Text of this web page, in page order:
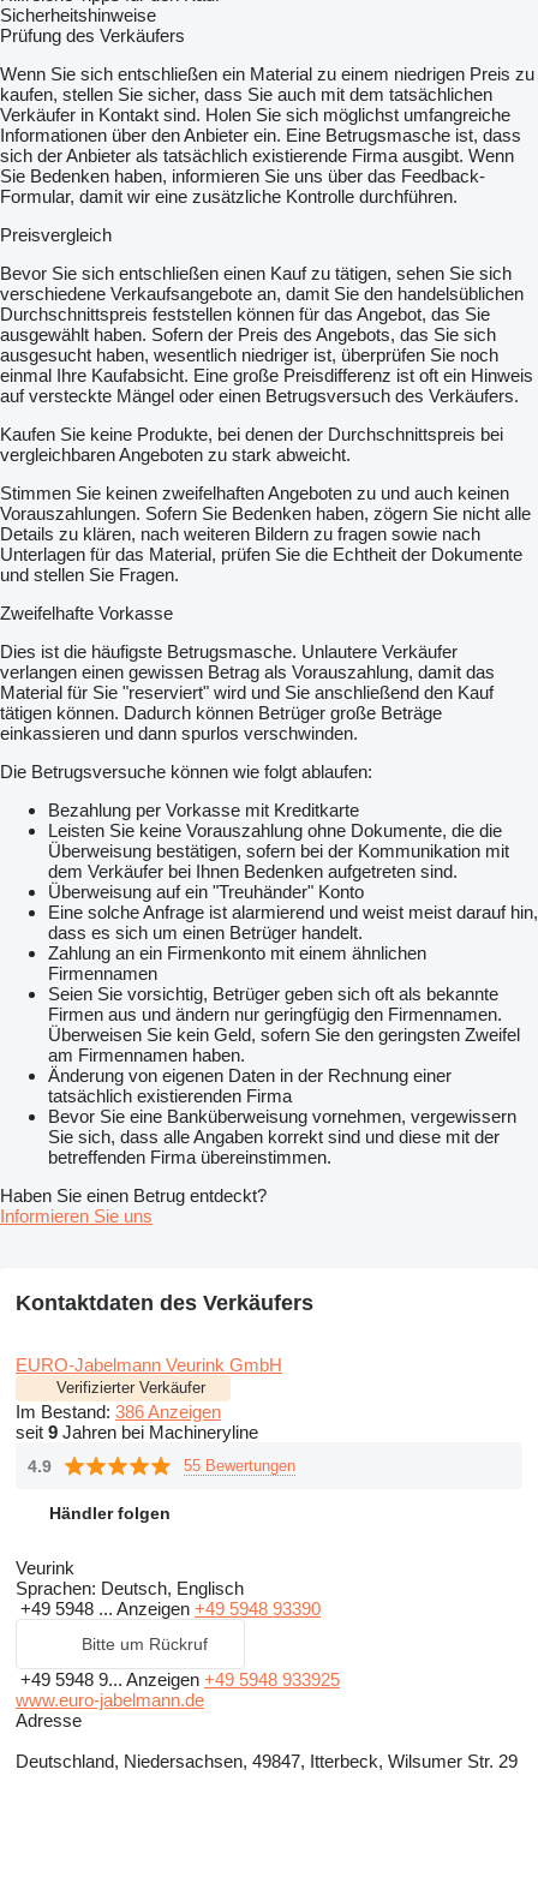
Sicherheitshinweise
Prüfung des Verkäufers
Wenn Sie sich entschließen ein Material zu einem niedrigen Preis zu
kaufen, stellen Sie sicher, dass Sie auch mit dem tatsächlichen
Verkäufer in Kontakt sind. Holen Sie sich möglichst umfangreiche
Informationen über den Anbieter ein. Eine Betrugsmasche ist, dass
sich der Anbieter als tatsächlich existierende Firma ausgibt. Wenn
Sie Bedenken haben, informieren Sie uns über das Feedback-
Formular, damit wir eine zusätzliche Kontrolle durchführen.
Preisvergleich
Bevor Sie sich entschließen einen Kauf zu tätigen, sehen Sie sich
verschiedene Verkaufsangebote an, damit Sie den handelsüblichen
Durchschnittspreis feststellen können für das Angebot, das Sie
ausgewählt haben. Sofern der Preis des Angebots, das Sie sich
ausgesucht haben, wesentlich niedriger ist, überprüfen Sie noch
einmal Ihre Kaufabsicht. Eine große Preisdifferenz ist oft ein Hinweis
auf versteckte Mängel oder einen Betrugsversuch des Verkäufers.
Kaufen Sie keine Produkte, bei denen der Durchschnittspreis bei
vergleichbaren Angeboten zu stark abweicht.
Stimmen Sie keinen zweifelhaften Angeboten zu und auch keinen
Vorauszahlungen. Sofern Sie Bedenken haben, zögern Sie nicht alle
Details zu klären, nach weiteren Bildern zu fragen sowie nach
Unterlagen für das Material, prüfen Sie die Echtheit der Dokumente
und stellen Sie Fragen.
Zweifelhafte Vorkasse
Dies ist die häufigste Betrugsmasche. Unlautere Verkäufer
verlangen einen gewissen Betrag als Vorauszahlung, damit das
Material für Sie "reserviert" wird und Sie anschließend den Kauf
tätigen können. Dadurch können Betrüger große Beträge
einkassieren und dann spurlos verschwinden.
Die Betrugsversuche können wie folgt ablaufen:
Bezahlung per Vorkasse mit Kreditkarte
Leisten Sie keine Vorauszahlung ohne Dokumente, die die
Überweisung bestätigen, sofern bei der Kommunikation mit
dem Verkäufer bei Ihnen Bedenken aufgetreten sind.
Überweisung auf ein "Treuhänder" Konto
Eine solche Anfrage ist alarmierend und weist meist darauf hin,
dass es sich um einen Betrüger handelt.
Zahlung an ein Firmenkonto mit einem ähnlichen
Firmennamen
Seien Sie vorsichtig, Betrüger geben sich oft als bekannte
Firmen aus und ändern nur geringfügig den Firmennamen.
Überweisen Sie kein Geld, sofern Sie den geringsten Zweifel
am Firmennamen haben.
Änderung von eigenen Daten in der Rechnung einer
tatsächlich existierenden Firma
Bevor Sie eine Banküberweisung vornehmen, vergewissern
Sie sich, dass alle Angaben korrekt sind und diese mit der
betreffenden Firma übereinstimmen.
Haben Sie einen Betrug entdeckt?
Informieren Sie uns
Kontaktdaten des Verkäufers
EURO-Jabelmann Veurink GmbH
Verifizierter Verkäufer
Im Bestand: 386 Anzeigen
seit 9 Jahren bei Machineryline
4.9 55 Bewertungen
Händler folgen
Veurink
Sprachen: Deutsch, Englisch
+49 5948 ... Anzeigen +49 5948 93390
Bitte um Rückruf
+49 5948 9... Anzeigen +49 5948 933925
www.euro-jabelmann.de
Adresse
Deutschland, Niedersachsen, 49847, Itterbeck, Wilsumer Str. 29